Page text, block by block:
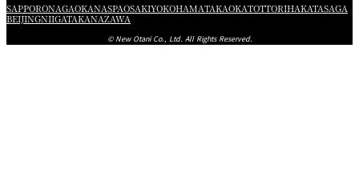
SAPPORONAGAOKANASPAOSAKIYOKOHAMATAKAOKATOTTORIHAKATASAGA
BEIJINGNIIGATAKANAZAWA
© New Otani Co., Ltd. All Rights Reserved.